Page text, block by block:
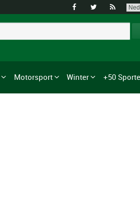
  
Motorsport Winter +50